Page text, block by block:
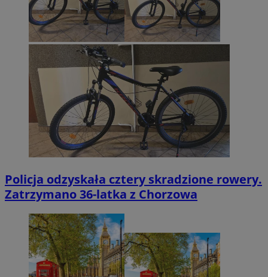
Policja odzyskała cztery skradzione rowery.
Zatrzymano 36-latka z Chorzowa